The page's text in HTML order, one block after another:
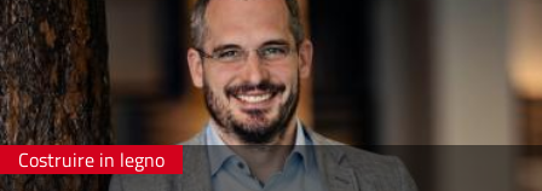
Costruire in legno